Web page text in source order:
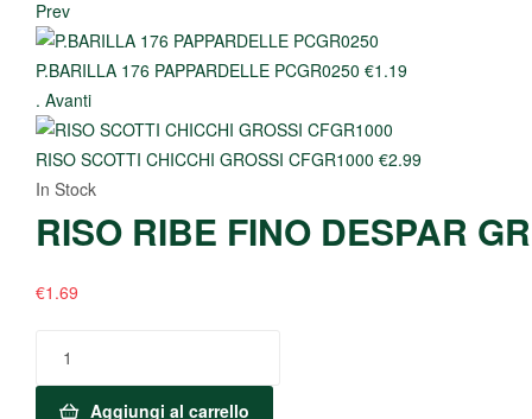
Prev
P.BARILLA 176 PAPPARDELLE PCGR0250 €1.19
. Avanti
RISO SCOTTI CHICCHI GROSSI CFGR1000 €2.99
In Stock
RISO RIBE FINO DESPAR
€1.69
Aggiungi al carrello